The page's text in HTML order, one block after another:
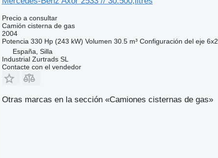
Precio a consultar
Camión cisterna de gas
2004
Potencia 330 Hp (243 kW) Volumen 30.5 m³ Configuración del eje 6x2
España, Silla
Industrial Zurtrads SL
Contacte con el vendedor
Otras marcas en la sección «Camiones cisternas de gas»